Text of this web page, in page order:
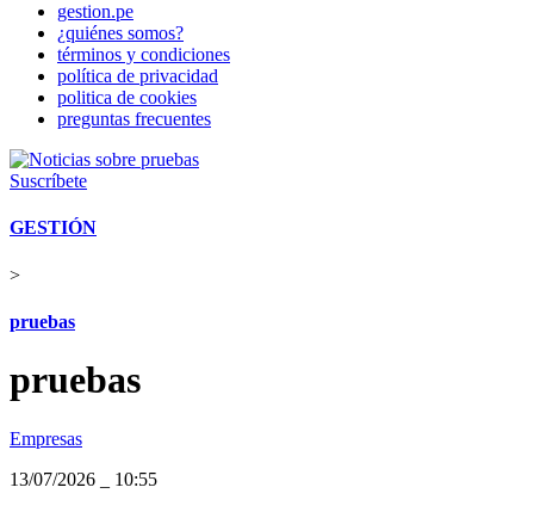
gestion.pe
¿quiénes somos?
términos y condiciones
política de privacidad
politica de cookies
preguntas frecuentes
Suscríbete
GESTIÓN
>
pruebas
pruebas
Empresas
13/07/2026
10:55